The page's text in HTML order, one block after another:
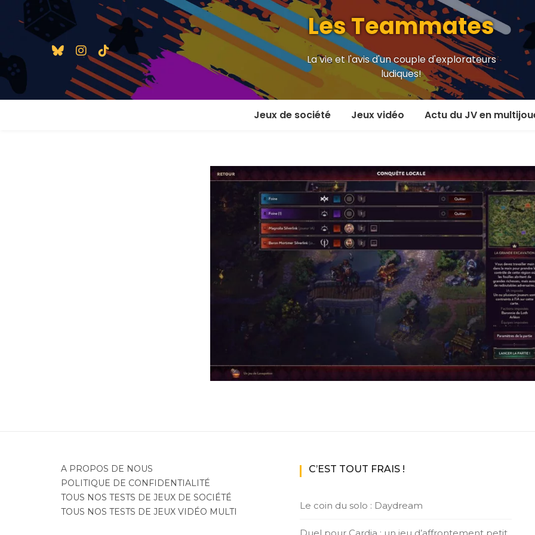
Les Teammates
La vie et l'avis d'un couple d'explorateurs
ludiques!
Jeux de société
2 joueurs
2 joueurs et plus
En coop’
En versus
Jeux Access+
Jeux vidéo
En versus
Local en écran partagé
En ligne
MMORPG
Par plateforme
PC
PS4
PS5
Switch
XBox
Actu du JV en
A PROPOS DE NOUS
POLITIQUE DE CONFIDENTIALITÉ
TOUS NOS TESTS DE JEUX DE SOCIÉTÉ
TOUS NOS TESTS DE JEUX VIDÉO MULTI
C’EST TOUT FRAIS !
Le coin du solo : Daydream